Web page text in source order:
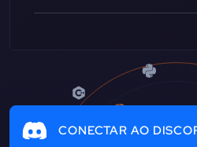
CONECTAR AO